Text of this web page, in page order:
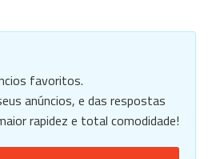
favoritos.
anúncios, e das respostas
rapidez e total comodidade!